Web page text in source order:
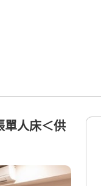
單人床＜供